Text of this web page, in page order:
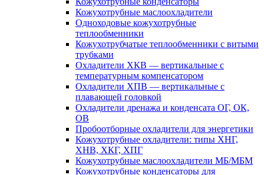
Кожухотрубные маслоохладители
Одноходовые кожухотрубные
теплообменники
Кожухотрубчатые теплообменники с витыми
трубками
Охладители ХКВ — вертикальные с
температурным компенсатором
Охладители ХПВ — вертикальные с
плавающей головкой
Охладители дренажа и конденсата ОГ, ОК,
ОВ
Пробоотборные охладители для энергетики
Кожухотрубные охладители: типы ХНГ,
ХНВ, ХКГ, ХПГ
Кожухотрубные маслоохладители МБ/МБМ
Кожухотрубные конденсаторы для